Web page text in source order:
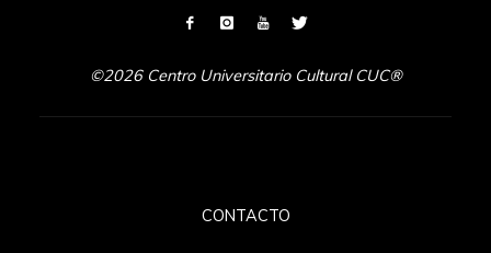
©2026 Centro Universitario Cultural CUC®
CONTACTO